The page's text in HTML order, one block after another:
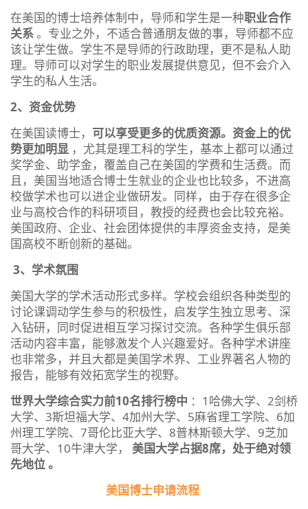
在美国的博士培养体制中，导师和学生是一种职业合作
关系。专业之外，不适合普通朋友做的事，导师都不应
该让学生做。学生不是导师的行政助理，更不是私人助
理。导师可以对学生的职业发展提供意见，但不会介入
学生的私人生活。
2、资金优势
在美国读博士， 可以享受更多的优质资源。 资金上的优
势更加明显 ，尤其是理工科的学生，基本上都可以通过
奖学金、助学金，覆盖自己在美国的学费和生活费。而
且，美国当地适合博士生就业的企业也比较多，不进高
校做学术也可以进企业做研发。同样，由于存在很多企
业与高校合作的科研项目，教授的经费也会比较充裕。
美国政府、企业、社会团体提供的丰厚资金支持，是美
国高校不断创新的基础。
3、学术氛围
美国大学的学术活动形式多样。学校会组织各种类型的
讨论课调动学生参与的积极性，启发学生独立思考、深
入钻研，同时促进相互学习探讨交流。各种学生俱乐部
活动内容丰富，能够激发个人兴趣爱好。各种学术讲座
也非常多，并且大都是美国学术界、工业界著名人物的
报告，能够有效拓宽学生的视野。
世界大学综合实力前10名排行榜中 ：1哈佛大学、2剑桥
大学、3斯坦福大学、4加州大学、5麻省理工学院、6加
州理工学院、7哥伦比亚大学、8普林斯顿大学、9芝加
哥大学、10牛津大学， 美国大学占据8席，处于绝对领
先地位。
美国博士申请流程